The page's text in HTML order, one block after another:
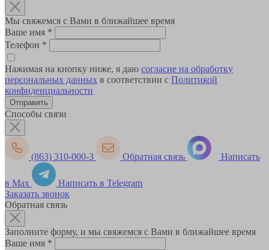
Мы свяжемся с Вами в ближайшее время
Ваше имя *
Телефон *
Нажимая на кнопку ниже, я даю согласие на обработку
персональных данных в соответствии с Политикой
конфиденциальности
Способы связи
(863) 310-000-3 Обратная связь Написать
в Max
Написать в Telegram
Заказать звонок
Обратная связь
Заполните форму, и мы свяжемся с Вами в ближайшее время
Ваше имя *